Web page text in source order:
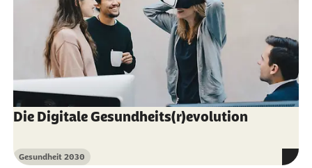
Die Digitale Gesundheits(r)evolution
Kategorie
Gesundheit 2030